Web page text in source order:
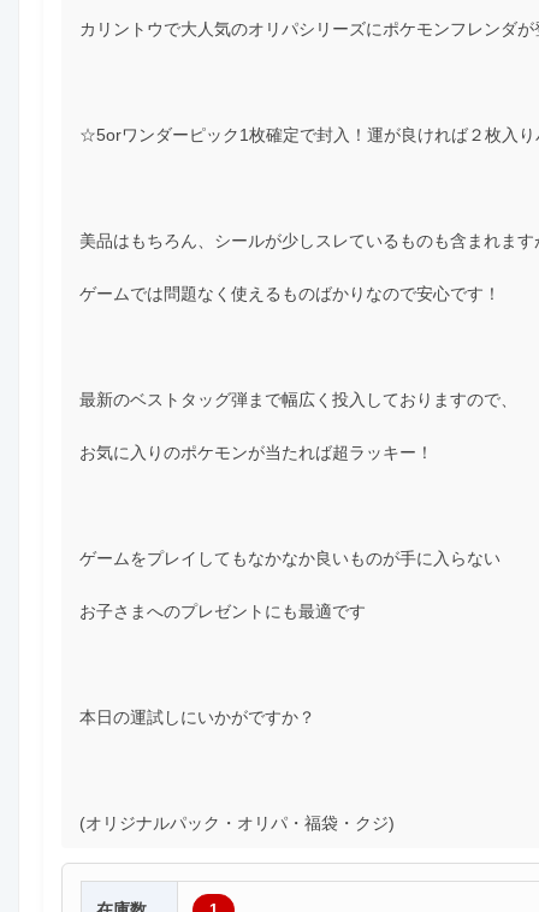
カリントウで大人気のオリパシリーズにポケモンフレンダが
☆5orワンダーピック1枚確定で封入！運が良ければ２枚入
美品はもちろん、シールが少しスレているものも含まれます
ゲームでは問題なく使えるものばかりなので安心です！
最新のベストタッグ弾まで幅広く投入しておりますので、
お気に入りのポケモンが当たれば超ラッキー！
ゲームをプレイしてもなかなか良いものが手に入らない
お子さまへのプレゼントにも最適です
本日の運試しにいかがですか？
(オリジナルパック・オリパ・福袋・クジ)